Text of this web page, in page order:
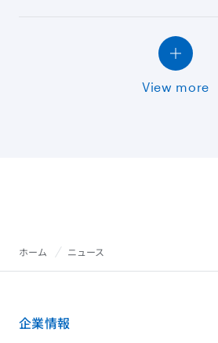
View more
ホーム ニュース
企業情報